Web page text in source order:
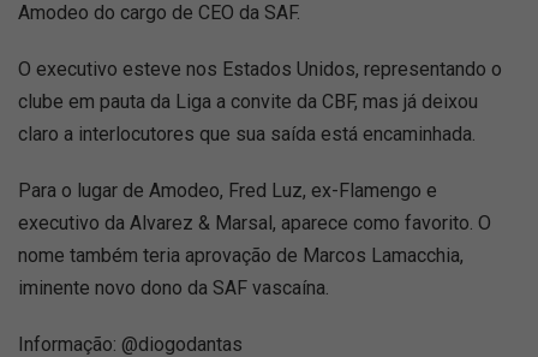
Amodeo do cargo de CEO da SAF.
O executivo esteve nos Estados Unidos, representando o
clube em pauta da Liga a convite da CBF, mas já deixou
claro a interlocutores que sua saída está encaminhada.
Para o lugar de Amodeo, Fred Luz, ex-Flamengo e
executivo da Alvarez & Marsal, aparece como favorito. O
nome também teria aprovação de Marcos Lamacchia,
iminente novo dono da SAF vascaína.
Informação: @diogodantas